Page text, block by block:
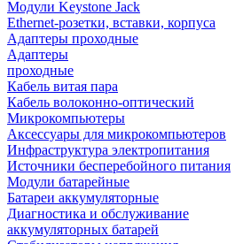
Модули Keystone Jack
Ethernet-розетки, вставки, корпуса
Адаптеры проходные
Адаптеры
проходные
Кабель витая пара
Кабель волоконно-оптический
Микрокомпьютеры
Аксессуары для микрокомпьютеров
Инфраструктура электропитания
Источники бесперебойного питания
Модули батарейные
Батареи аккумуляторные
Диагностика и обслуживание
аккумуляторных батарей